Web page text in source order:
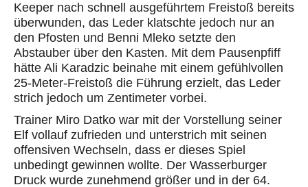
Keeper nach schnell ausgeführtem Freistoß bereits
überwunden, das Leder klatschte jedoch nur an
den Pfosten und Benni Mleko setzte den
Abstauber über den Kasten. Mit dem Pausenpfiff
hätte Ali Karadzic beinahe mit einem gefühlvollen
25-Meter-Freistoß die Führung erzielt, das Leder
strich jedoch um Zentimeter vorbei.
Trainer Miro Datko war mit der Vorstellung seiner
Elf vollauf zufrieden und unterstrich mit seinen
offensiven Wechseln, dass er dieses Spiel
unbedingt gewinnen wollte. Der Wasserburger
Druck wurde zunehmend größer und in der 64.